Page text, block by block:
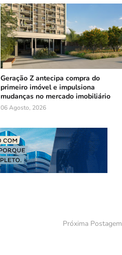
Geração Z antecipa compra do
primeiro imóvel e impulsiona
mudanças no mercado imobiliário
06 Agosto, 2026
Próxima Postagem